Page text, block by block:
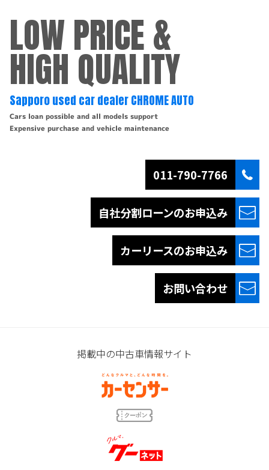
LOW PRICE &
HIGH QUALITY
Sapporo used car dealer CHROME AUTO
Cars loan possible and all models support
Expensive purchase and vehicle maintenance
011-790-7766
自社分割ローンのお申込み
カーリースのお申込み
お問い合わせ
掲載中の中古車情報サイト